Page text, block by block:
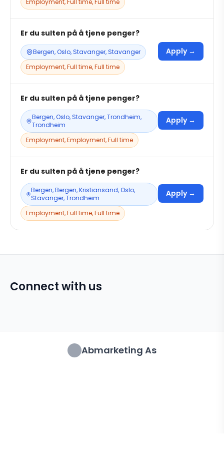
Employment, Full time, Full time
Er du sulten på å tjene penger?
Bergen, Oslo, Stavanger, Stavanger
Employment, Full time, Full time
Apply →
Er du sulten på å tjene penger?
Bergen, Oslo, Stavanger, Trondheim,
Trondheim
Employment, Employment, Full time
Apply →
Er du sulten på å tjene penger?
Bergen, Bergen, Kristiansand, Oslo,
Stavanger, Trondheim
Employment, Full time, Full time
Apply →
Connect with us
Abmarketing As